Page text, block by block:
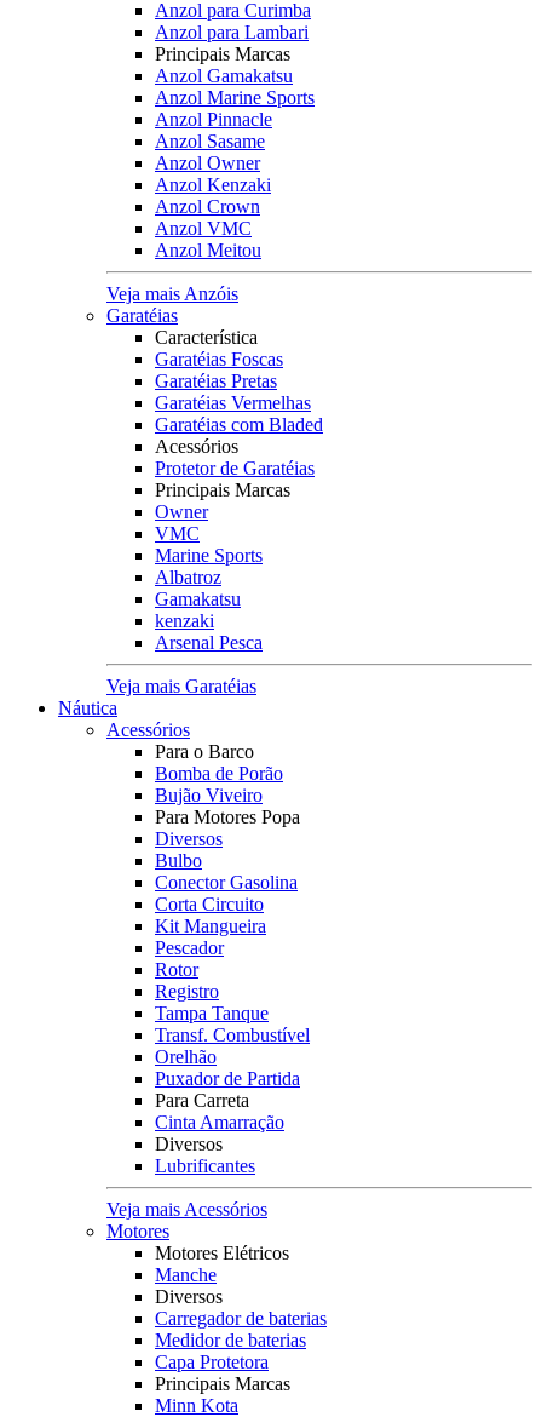
Anzol para Curimba
Anzol para Lambari
Principais Marcas
Anzol Gamakatsu
Anzol Marine Sports
Anzol Pinnacle
Anzol Sasame
Anzol Owner
Anzol Kenzaki
Anzol Crown
Anzol VMC
Anzol Meitou
Veja mais Anzóis
Garatéias
Característica
Garatéias Foscas
Garatéias Pretas
Garatéias Vermelhas
Garatéias com Bladed
Acessórios
Protetor de Garatéias
Principais Marcas
Owner
VMC
Marine Sports
Albatroz
Gamakatsu
kenzaki
Arsenal Pesca
Veja mais Garatéias
Náutica
Acessórios
Para o Barco
Bomba de Porão
Bujão Viveiro
Para Motores Popa
Diversos
Bulbo
Conector Gasolina
Corta Circuito
Kit Mangueira
Pescador
Rotor
Registro
Tampa Tanque
Transf. Combustível
Orelhão
Puxador de Partida
Para Carreta
Cinta Amarração
Diversos
Lubrificantes
Veja mais Acessórios
Motores
Motores Elétricos
Manche
Diversos
Carregador de baterias
Medidor de baterias
Capa Protetora
Principais Marcas
Minn Kota